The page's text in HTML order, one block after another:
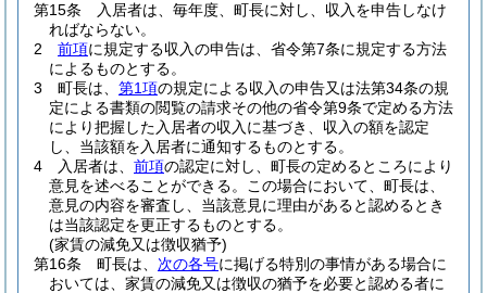
第15条
入居者は、毎年度、町長に対し、収入を申告しなけ
ればならない。
2
前項に規定する収入の申告は、省令第7条に規定する方法
によるものとする。
3
町長は、 第1項の規定による収入の申告又は法第34条の規
定による書類の閲覧の請求その他の省令第9条で定める方法
により把握した入居者の収入に基づき、収入の額を認定
し、当該額を入居者に通知するものとする。
4
入居者は、 前項の認定に対し、町長の定めるところにより
意見を述べることができる。
この場合において、町長は、
意見の内容を審査し、当該意見に理由があると認めるとき
は当該認定を更正するものとする。
(家賃の減免又は徴収猶予)
第16条
町長は、 次の各号に掲げる特別の事情がある場合に
おいては、家賃の減免又は徴収の猶予を必要と認める者に